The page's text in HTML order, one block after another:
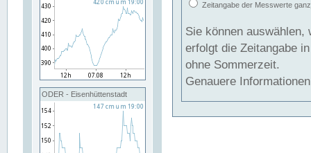
ODER - Eisenhüttenstadt
Zeitangabe der Messwerte
Sie können auswählen,
erfolgt die Zeitangabe
ohne Sommerzeit.
Genauere